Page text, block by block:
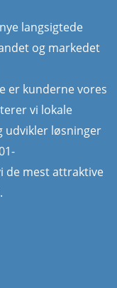
langsigtede
og markedet
er kunderne vores
vi lokale
udvikler løsninger
de mest attraktive